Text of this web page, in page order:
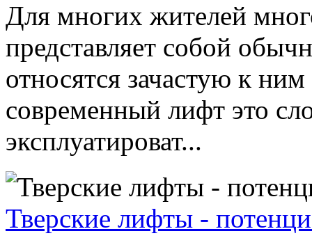
Для многих жителей
представляет собой
относятся зачастую к
современный лифт это
эксплуатироват...
Тверские лифты -